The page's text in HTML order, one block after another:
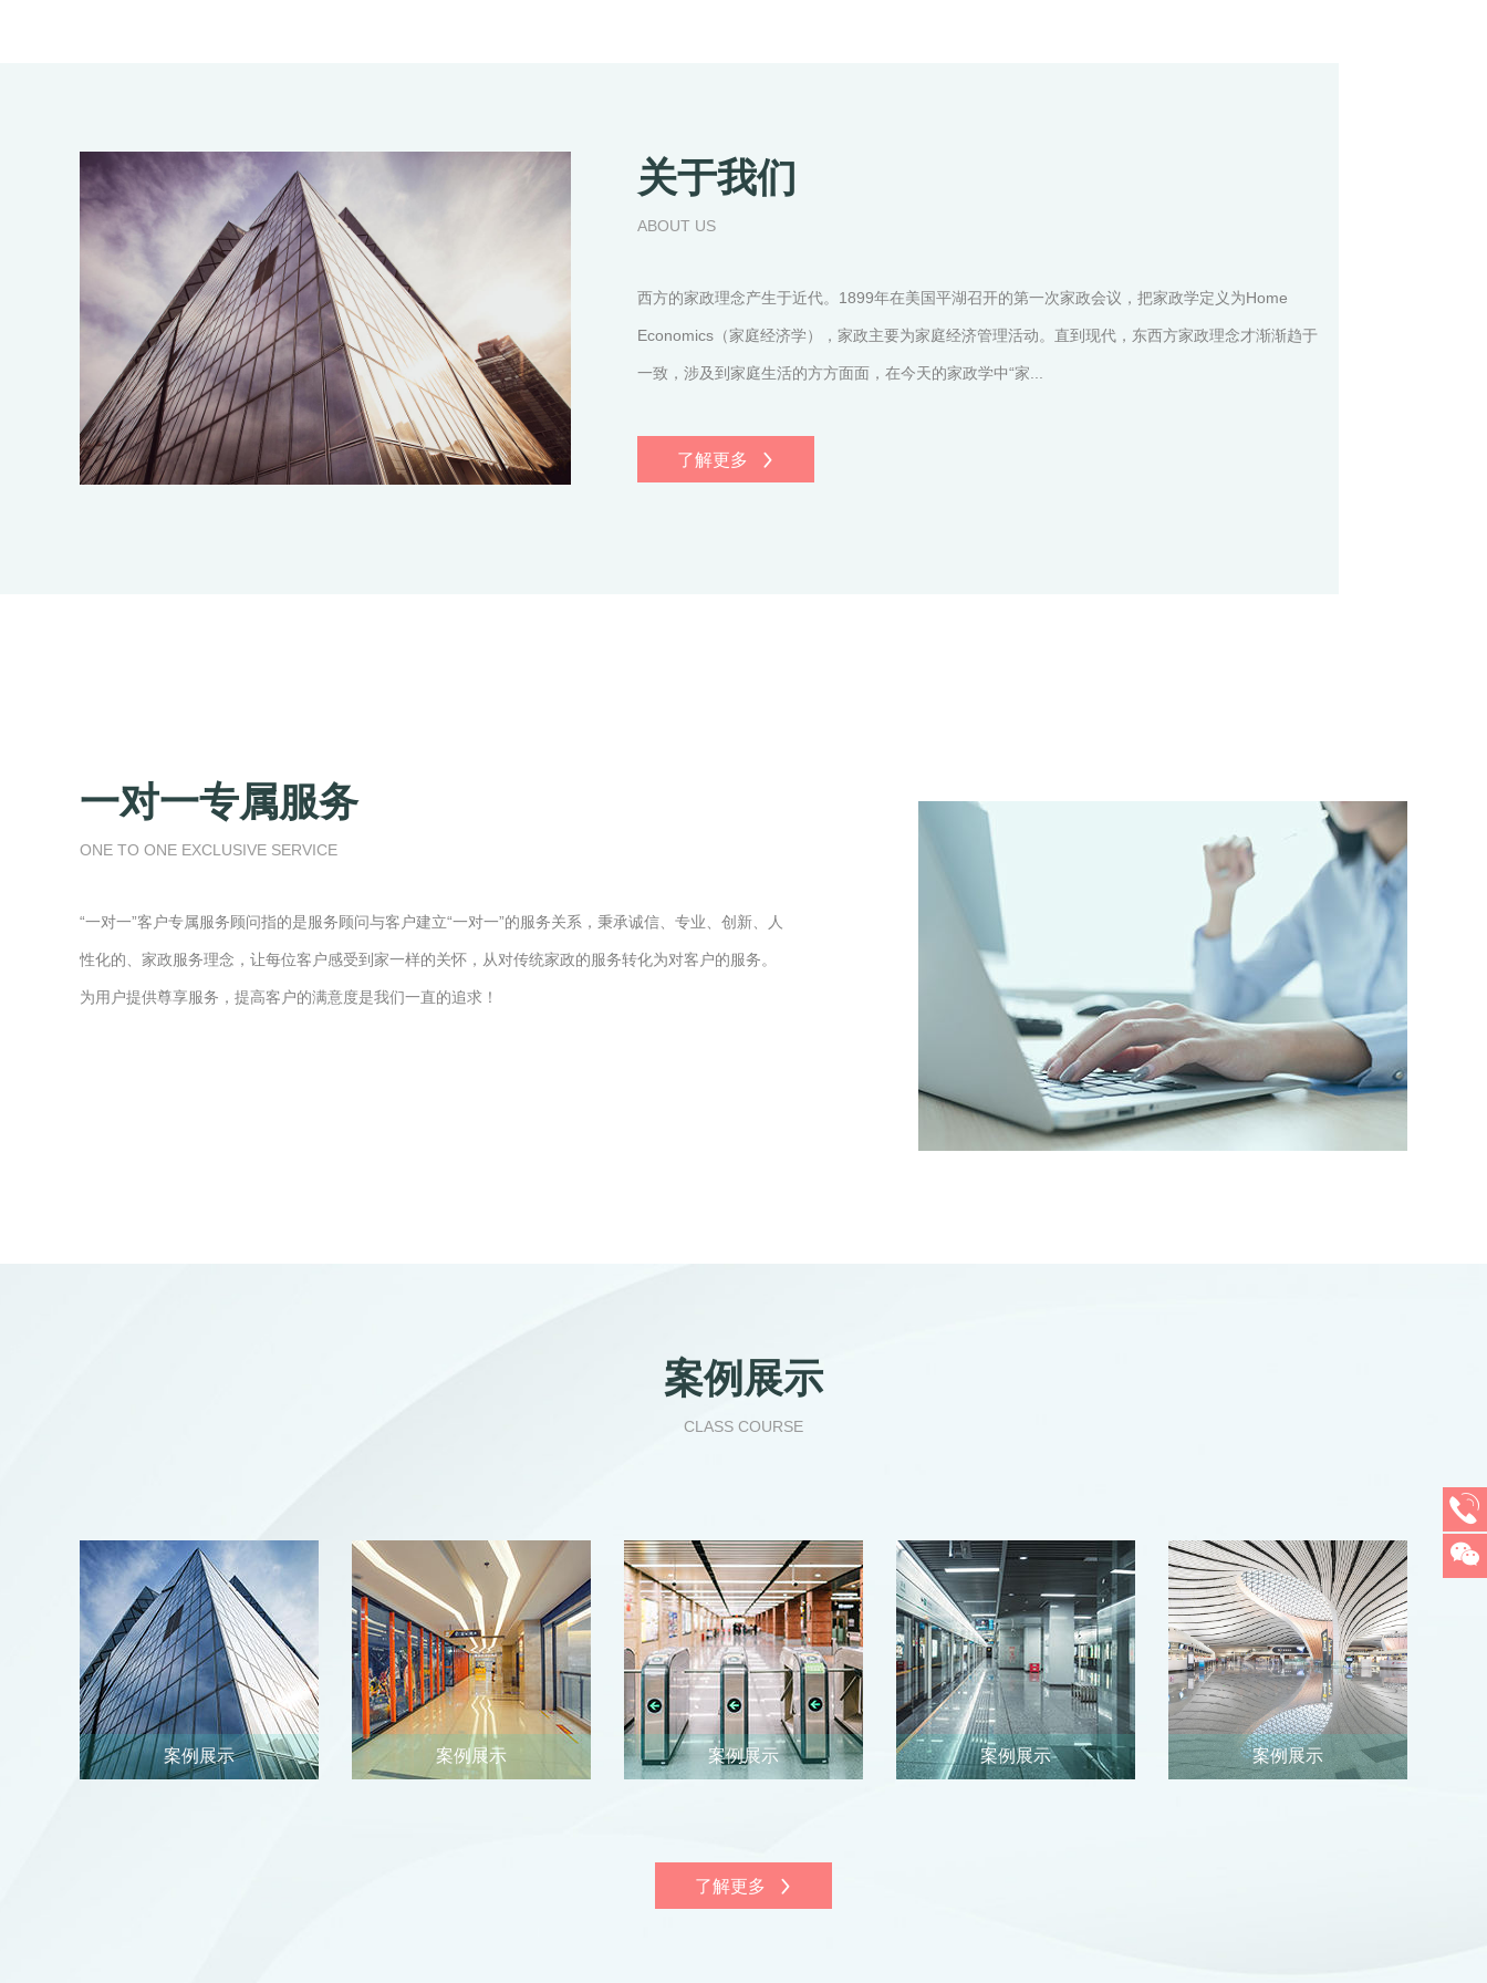
关于我们
ABOUT US
西方的家政理念产生于近代。1899年在美国平湖召开的第一次家政会议，把家政学定义为Home
Economics（家庭经济学），家政主要为家庭经济管理活动。直到现代，东西方家政理念才渐渐趋于
一致，涉及到家庭生活的方方面面，在今天的家政学中“家...
了解更多
一对一专属服务
ONE TO ONE EXCLUSIVE SERVICE
“一对一”客户专属服务顾问指的是服务顾问与客户建立“一对一”的服务关系，秉承诚信、专业、创新、人
性化的、家政服务理念，让每位客户感受到家一样的关怀，从对传统家政的服务转化为对客户的服务。
为用户提供尊享服务，提高客户的满意度是我们一直的追求！
案例展示
CLASS COURSE
案例展示 案例展示 案例展示 案例展示 案例展示
了解更多